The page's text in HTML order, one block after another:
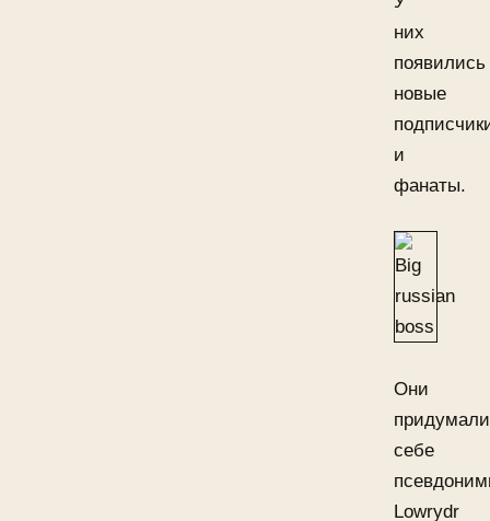
них
появились
новые
и
фанаты.
Они
придумали
себе
Lowrydr